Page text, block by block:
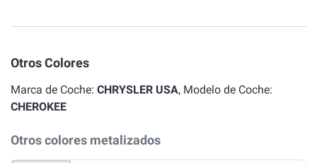
Otros Colores
Marca de Coche: CHRYSLER USA, Modelo de Coche:
CHEROKEE
Otros colores metalizados